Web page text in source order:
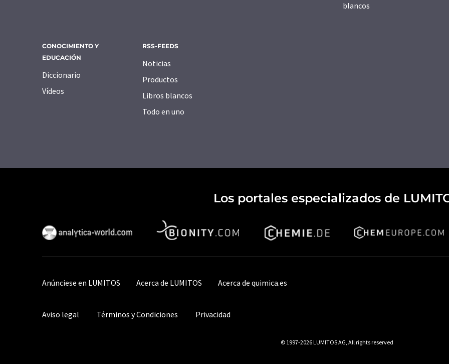
blancos
CONOCIMIENTO Y
EDUCACIÓN
Diccionario
Vídeos
RSS-FEEDS
Noticias
Productos
Libros blancos
Todo en uno
Los portales especializados de
Anúnciese en LUMITOS Acerca de LUMITOS Acerca de quimica.es
Aviso legal Términos y Condiciones Privacidad
© 1997-2026 LUMITOS AG, All rights reserved